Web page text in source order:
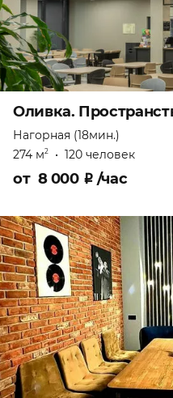
Оливка.
Нагорная (18мин.)
274 м2 • 120 человек
от 8 000 ₽ /час